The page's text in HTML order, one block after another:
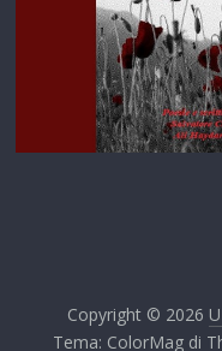
Copyright © 2026
Tema: ColorMagdi